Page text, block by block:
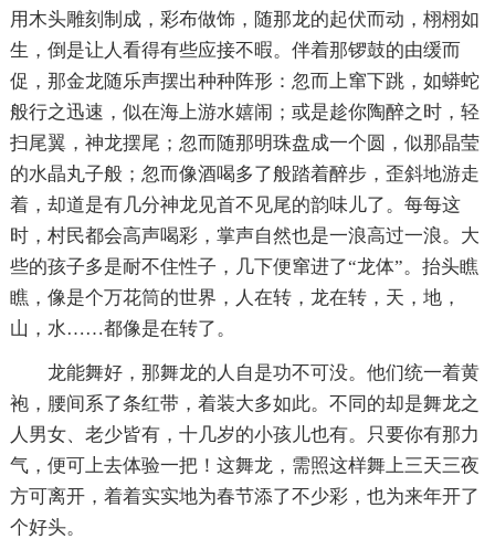
用木头雕刻制成，彩布做饰，随那龙的起伏而动，栩栩如
生，倒是让人看得有些应接不暇。伴着那锣鼓的由缓而
促，那金龙随乐声摆出种种阵形：忽而上窜下跳，如蟒蛇
般行之迅速，似在海上游水嬉闹；或是趁你陶醉之时，轻
扫尾翼，神龙摆尾；忽而随那明珠盘成一个圆，似那晶莹
的水晶丸子般；忽而像酒喝多了般踏着醉步，歪斜地游走
着，却道是有几分神龙见首不见尾的韵味儿了。每每这
时，村民都会高声喝彩，掌声自然也是一浪高过一浪。大
些的孩子多是耐不住性子，几下便窜进了“龙体”。抬头瞧
瞧，像是个万花筒的世界，人在转，龙在转，天，地，
山，水……都像是在转了。
龙能舞好，那舞龙的人自是功不可没。他们统一着黄
袍，腰间系了条红带，着装大多如此。不同的却是舞龙之
人男女、老少皆有，十几岁的小孩儿也有。只要你有那力
气，便可上去体验一把！这舞龙，需照这样舞上三天三夜
方可离开，着着实实地为春节添了不少彩，也为来年开了
个好头。